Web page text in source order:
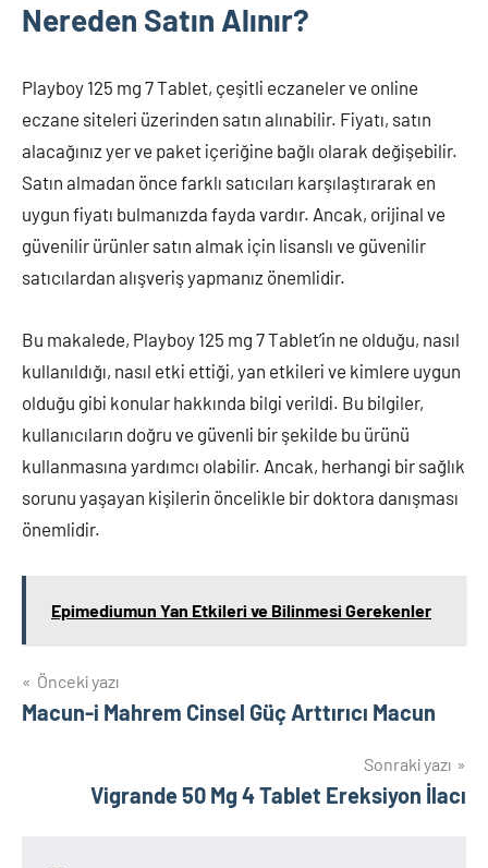
Nereden Satın Alınır?
Playboy 125 mg 7 Tablet, çeşitli eczaneler ve online
eczane siteleri üzerinden satın alınabilir. Fiyatı, satın
alacağınız yer ve paket içeriğine bağlı olarak değişebilir.
Satın almadan önce farklı satıcıları karşılaştırarak en
uygun fiyatı bulmanızda fayda vardır. Ancak, orijinal ve
güvenilir ürünler satın almak için lisanslı ve güvenilir
satıcılardan alışveriş yapmanız önemlidir.
Bu makalede, Playboy 125 mg 7 Tablet’in ne olduğu, nasıl
kullanıldığı, nasıl etki ettiği, yan etkileri ve kimlere uygun
olduğu gibi konular hakkında bilgi verildi. Bu bilgiler,
kullanıcıların doğru ve güvenli bir şekilde bu ürünü
kullanmasına yardımcı olabilir. Ancak, herhangi bir sağlık
sorunu yaşayan kişilerin öncelikle bir doktora danışması
önemlidir.
Epimediumun Yan Etkileri ve Bilinmesi Gerekenler
Yazı
gezinmesi
Önceki yazı
Macun-i Mahrem Cinsel Güç Arttırıcı Macun
Sonraki yazı
Vigrande 50 Mg 4 Tablet Ereksiyon İlacı